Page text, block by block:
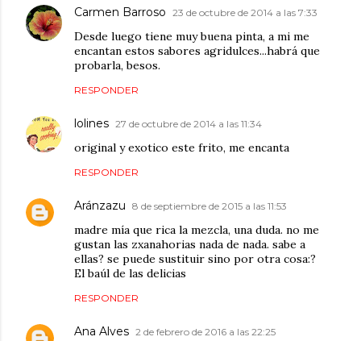
Carmen Barroso 23 de octubre de 2014 a las 7:33
Desde luego tiene muy buena pinta, a mi me
encantan estos sabores agridulces...habrá que
probarla, besos.
RESPONDER
lolines 27 de octubre de 2014 a las 11:34
original y exotico este frito, me encanta
RESPONDER
Aránzazu 8 de septiembre de 2015 a las 11:53
madre mía que rica la mezcla, una duda. no me
gustan las zxanahorias nada de nada. sabe a
ellas? se puede sustituir sino por otra cosa:?
El baúl de las delicias
RESPONDER
Ana Alves 2 de febrero de 2016 a las 22:25